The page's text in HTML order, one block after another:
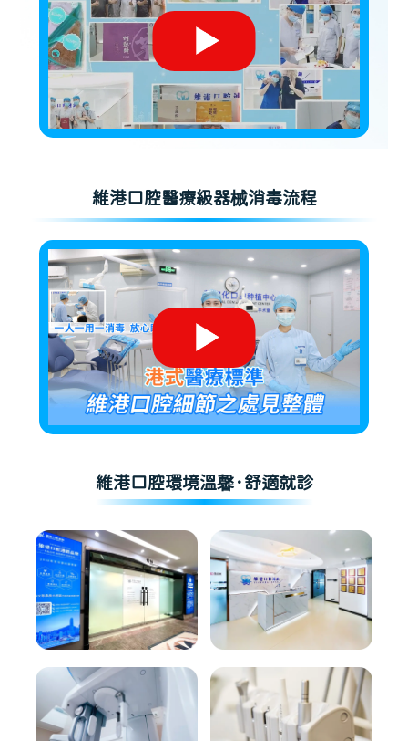
維港口腔醫療級器械消毒流程
維港口腔環境溫馨·舒適就診